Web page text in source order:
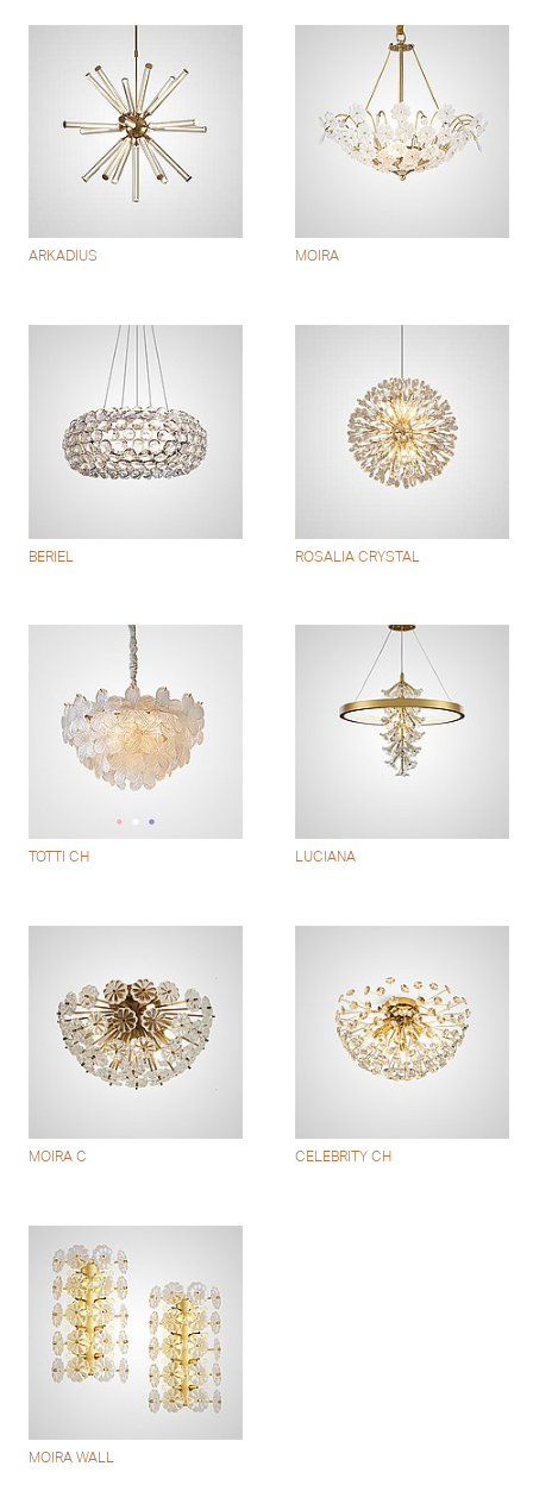
ARKADIUS MOIRA
BERIEL ROSALIA CRYSTAL
TOTTI CH LUCIANA
MOIRA C CELEBRITY CH
MOIRA WALL